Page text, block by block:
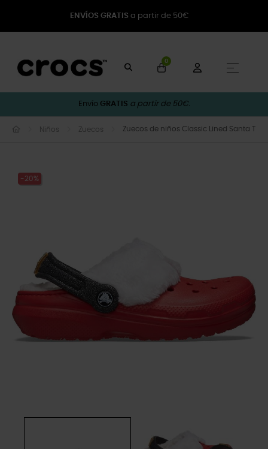
ENVÍOS GRATIS a partir de 50€
0
☰
Envío GRATIS a partir de 50€.
Niños Zuecos Zuecos de niños Classic Lined Santa T
-20%